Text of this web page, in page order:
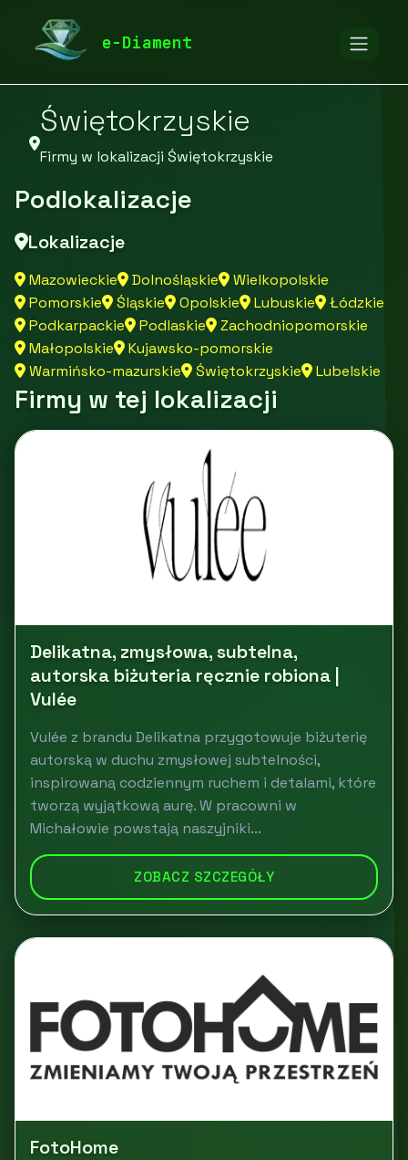
e-Diament
diamentspa.pl
Świętokrzyskie
Firmy w lokalizacji Świętokrzyskie
Podlokalizacje
Lokalizacje
Mazowieckie Dolnośląskie
Wielkopolskie
Pomorskie
Śląskie Opolskie Lubuskie
Łódzkie
Podkarpackie
Podlaskie
Zachodniopomorskie
Małopolskie
Kujawsko-pomorskie
Warmińsko-mazurskie
Świętokrzyskie Lubelskie
Firmy w tej lokalizacji
Delikatna, zmysłowa, subtelna,
autorska biżuteria ręcznie robiona |
Vulée
Vulée z brandu Delikatna przygotowuje biżuterię
autorską w duchu zmysłowej subtelności,
inspirowaną codziennym ruchem i detalami, które
tworzą wyjątkową aurę. W pracowni w
Michałowie powstają naszyjniki...
ZOBACZ SZCZEGÓŁY
FotoHome